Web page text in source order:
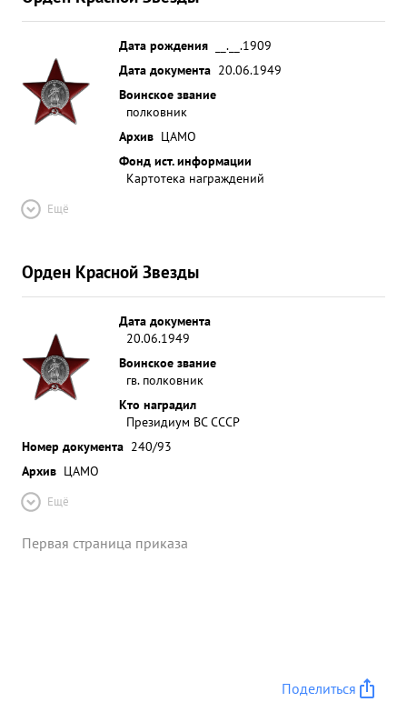
Дата рождения
__.__.1909
Дата документа 20.06.1949
Воинское звание
полковник
Архив ЦАМО
Фонд ист. информации
Картотека награждений
Ещё
Орден Красной Звезды
Дата документа
20.06.1949
Воинское звание
гв. полковник
Кто наградил
Президиум ВС СССР
Номер документа 240/93
Архив ЦАМО
Ещё
Первая страница приказа
Поделиться